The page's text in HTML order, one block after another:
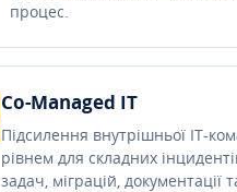
процес.
Co-Managed IT
Підсилення внутрішньої IT-
рівнем для складних
задач, міграцій, документації